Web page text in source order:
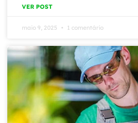
VER POST
maio 9, 2025 1 comentário